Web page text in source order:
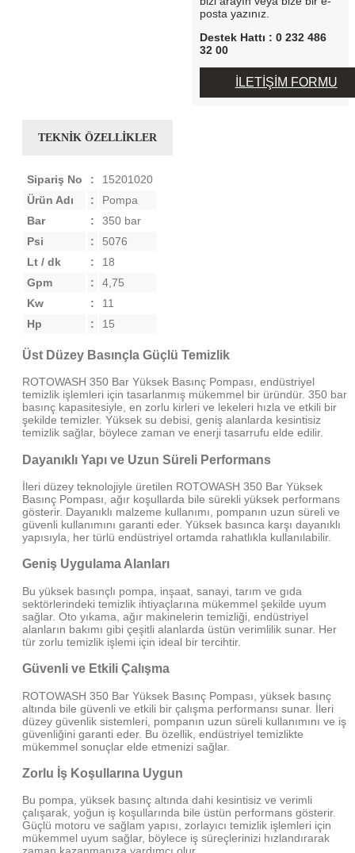
posta yazınız.
Destek Hattı : 0 232 486
32 00
İLETİŞİM FORMU
TEKNİK ÖZELLİKLER
Sipariş No :
15201020
Ürün Adı
:
Pompa
Bar
:
350 bar
Psi
:
5076
Lt / dk
:
18
Gpm
:
4,75
Kw
:
11
Hp
: 15
Üst Düzey Basınçla Güçlü Temizlik
ROTOWASH 350 Bar Yüksek Basınç Pompası, endüstriyel
temizlik işlemleri için tasarlanmış mükemmel bir üründür. 350 bar
basınç kapasitesiyle, en zorlu kirleri ve lekeleri hızla ve etkili bir
şekilde temizler. Yüksek su debisi, geniş alanlarda kesintisiz
temizlik sağlar, böylece zaman ve enerji tasarrufu elde edilir.
Dayanıklı Yapı ve Uzun Süreli Performans
İleri düzey teknolojiyle üretilen ROTOWASH 350 Bar Yüksek
Basınç Pompası, ağır koşullarda bile sürekli yüksek performans
gösterir. Dayanıklı malzeme kullanımı, pompanın uzun süreli ve
güvenli kullanımını garanti eder. Yüksek basınca karşı dayanıklı
yapısıyla, her türlü endüstriyel ortamda rahatlıkla kullanılabilir.
Geniş Uygulama Alanları
Bu yüksek basınçlı pompa, inşaat, sanayi, tarım ve gıda
sektörlerindeki temizlik ihtiyaçlarına mükemmel şekilde uyum
sağlar. Oto yıkama, ağır makinelerin temizliği, endüstriyel
alanların bakımı gibi çeşitli alanlarda üstün verimlilik sunar. Her
tür zorlu temizlik işlemi için ideal bir tercihtir.
Güvenli ve Etkili Çalışma
ROTOWASH 350 Bar Yüksek Basınç Pompası, yüksek basınç
altında bile güvenli ve etkili bir çalışma performansı sunar. İleri
düzey güvenlik sistemleri, pompanın uzun süreli kullanımını ve iş
güvenliğini garanti eder. Bu özellik, endüstriyel temizlikte
mükemmel sonuçlar elde etmenizi sağlar.
Zorlu İş Koşullarına Uygun
Bu pompa, yüksek basınç altında dahi kesintisiz ve verimli
çalışarak, yoğun iş koşullarında bile üstün performans gösterir.
Güçlü motoru ve sağlam yapısı, zorlayıcı temizlik işlemleri için
mükemmel uyum sağlar, böylece iş süreçlerinizi hızlandırarak